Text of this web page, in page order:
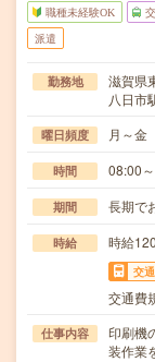
職種未経験OK
派遣
勤務地
滋賀県
八日市
曜日頻度 月～金
時間 08:00
期間 長期で
時給 時給
交
交通費
仕事内容
印刷機
装作業